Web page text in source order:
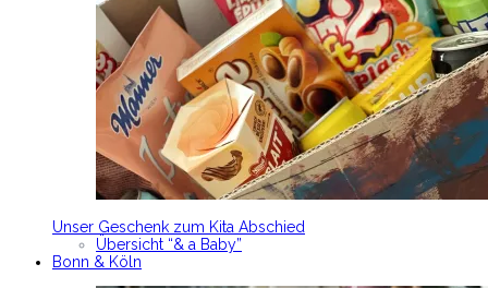
Unser Geschenk zum Kita Abschied
Übersicht “& a Baby”
Bonn & Köln